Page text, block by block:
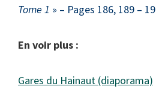
Tome 1 » – Pages 186, 189 –
En voir plus :
Gares du Hainaut (diaporama)